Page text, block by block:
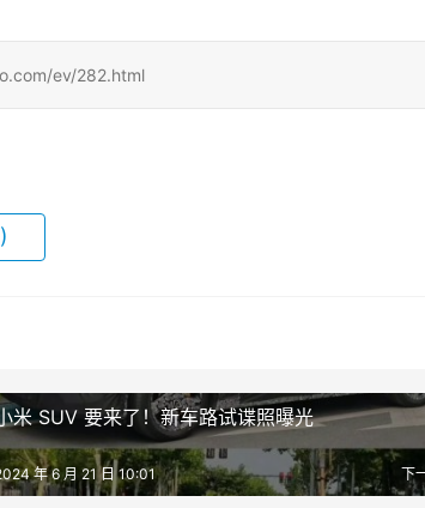
ev/282.html
米 SUV 要来了！新车路试谍照曝光
下
年 6 月 21 日 10:01